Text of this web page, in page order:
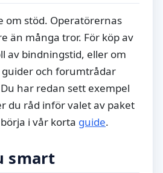
om stöd. Operatörernas
än många tror. För köp av
av bindningstid, eller om
och forumtrådar
har redan sett exempel
du råd inför valet av paket
i vår korta guide.
smart